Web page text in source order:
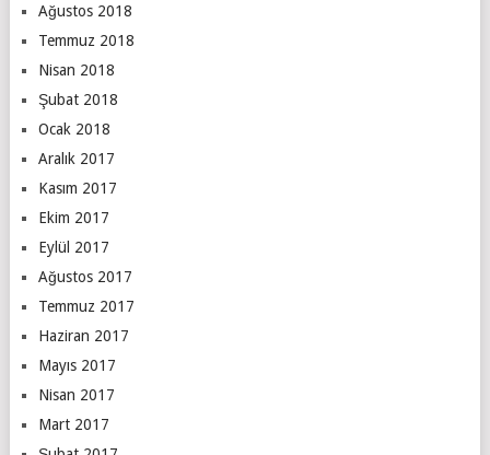
Ağustos 2018
Temmuz 2018
Nisan 2018
Şubat 2018
Ocak 2018
Aralık 2017
Kasım 2017
Ekim 2017
Eylül 2017
Ağustos 2017
Temmuz 2017
Haziran 2017
Mayıs 2017
Nisan 2017
Mart 2017